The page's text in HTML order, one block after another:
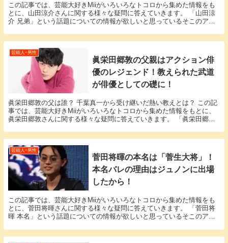
この記事では、芸能大好きMiiがいろいろなトコロから集めた情報をも
とに、山田涼介さんに関する様々な疑問に答えていきます。 「山田涼
介 兄弟」という話題についての情報が欲しいと思っているそこのアナ
芸能人ｰ男性
眞栄田郷敦の父親はアクション俳
優のレジェンド！教えられた武道
が俳優としての礎に！
眞栄田郷敦の父は誰？ 千葉真一から受け継いだ熱い教えとは？ この記
事では、芸能大好きMiiがいろいろなトコロから集めた情報をもとに、
眞栄田郷敦さんに関する様々な疑問に答えていきます。 「眞栄田郷敦
芸能人ｰ男性
菅田将暉の本名は「菅生大将」！
本名バレの理由はジュノンに出場
したから！
この記事では、芸能大好きMiiがいろいろなトコロから集めた情報をも
とに、菅田将暉さんに関する様々な疑問に答えていきます。 「菅田将
暉 本名」という話題についての情報が欲しいと思っているそこのアナ